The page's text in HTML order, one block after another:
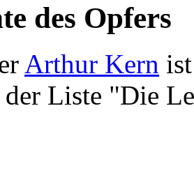
des Opfers
Arthur Kern
Liste "Die